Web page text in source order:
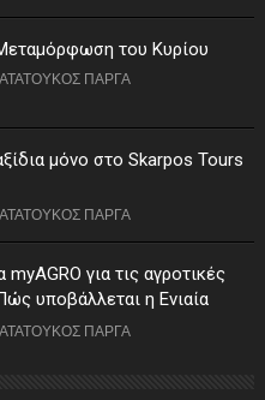
του Κυρίου
ΠΑΡΓΑ
μόνο στο Skarpos Tours
ΠΑΡΓΑ
για τις αγροτικές
υποβάλλεται η Ενιαία
ΠΑΡΓΑ